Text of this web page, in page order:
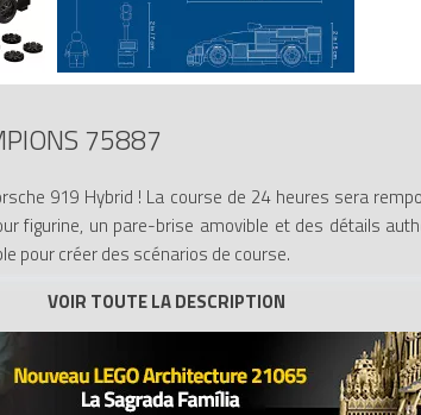
75887
919 Hybrid ! La course de 24 heures sera
figurine, un pare-brise amovible et des détails
pour créer des scénarios de course.
couleurs sportives et des autocollants de course.
voiture.
style lumière vert transparent.